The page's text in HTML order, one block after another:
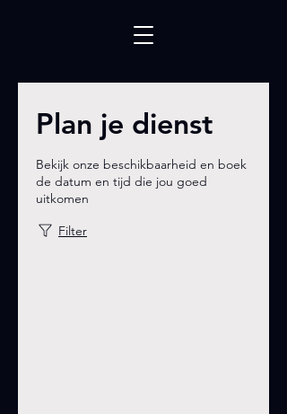
Plan je dienst
Bekijk onze beschikbaarheid en boek
de datum en tijd die jou goed
uitkomen
Filter